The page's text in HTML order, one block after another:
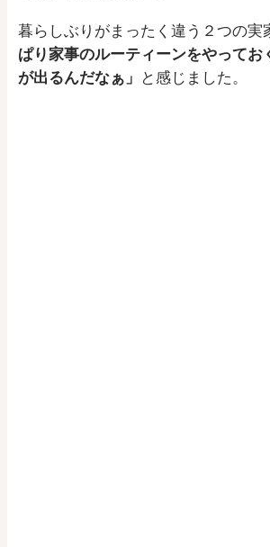
暮らしぶりがまったく違う２つの実
ぱり家事のルーティーンをやってお
が出るんだなぁ」 と感じました。